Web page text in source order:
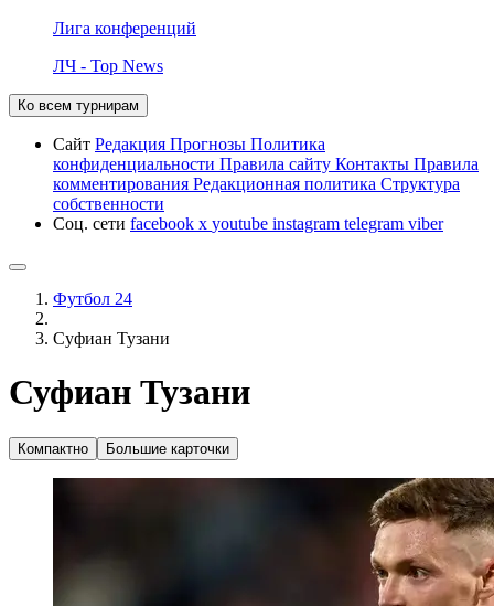
Лига конференций
ЛЧ - Top News
Ко всем турнирам
Сайт Редакция Прогнозы Политика
конфиденциальности Правила сайту Контакты Правила
комментирования Редакционная политика Структура
собственности
Соц. сети facebook x youtube instagram telegram viber
Футбол 24
Суфиан Тузани
Суфиан Тузани
Компактно Большие карточки